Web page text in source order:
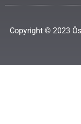
Copyright © 2023